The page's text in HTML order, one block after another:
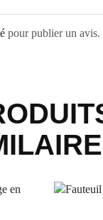
pour publier un avis.